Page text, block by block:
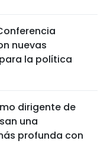
nuevas
la política
dirigente de
una
profunda con